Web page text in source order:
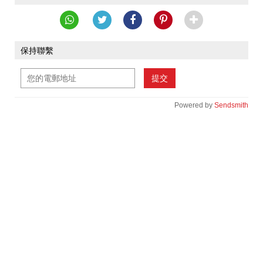
保持聯繫
提交
Powered by Sendsmith